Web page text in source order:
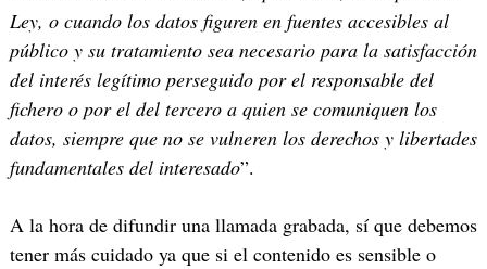
Ley, o cuando los datos figuren en fuentes accesibles al
público y su tratamiento sea necesario para la satisfacción
del interés legítimo perseguido por el responsable del
fichero o por el del tercero a quien se comuniquen los
datos, siempre que no se vulneren los derechos y libertades
fundamentales del interesado”.
A la hora de difundir una llamada grabada, sí que debemos
tener más cuidado ya que si el contenido es sensible o